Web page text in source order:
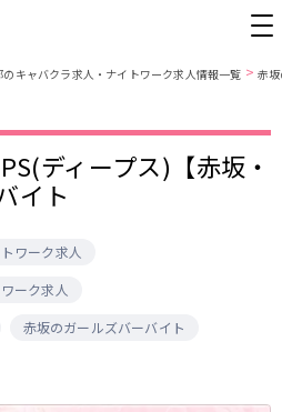
のキャバクラ求人・ナイトワーク求人情報一覧 > 赤
ディープス)【赤坂・
イト
ワーク求人
ーク求人
赤坂のガールズバーバイト
池袋
町田
歌舞伎町
蒲田
上野駅
六本木駅
三ノ輪駅